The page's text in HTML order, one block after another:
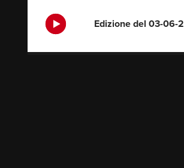
Edizione del 03-06-